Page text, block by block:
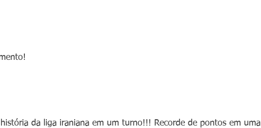
da liga iraniana em um turno!!! Recorde de pontos em uma